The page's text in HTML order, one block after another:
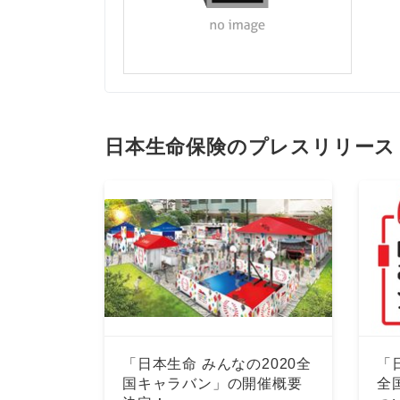
日本生命保険のプレスリリース
「日本生命 みんなの2020全
国キャラバン」の開催概要
全